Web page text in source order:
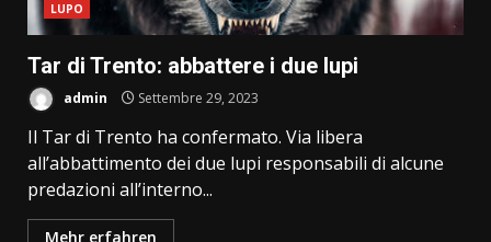
LUPO
Tar di Trento: abbattere i due lupi
admin Settembre 29, 2023
Il Tar di Trento ha confermato. Via libera
all’abbattimento dei due lupi responsabili di alcune
predazioni all’interno...
Mehr erfahren